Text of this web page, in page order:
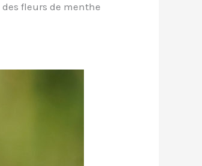
fleurs de menthe